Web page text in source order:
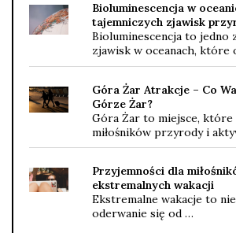
Bioluminescencja w
tajemniczych zjawisk
Bioluminescencja to jedno
zjawisk w oceanach, które
Góra Żar Atrakcje – Co
Górze Żar?
Góra Żar to miejsce, które
miłośników przyrody i
Przyjemności dla
ekstremalnych wakacji
Ekstremalne wakacje to
oderwanie się od …